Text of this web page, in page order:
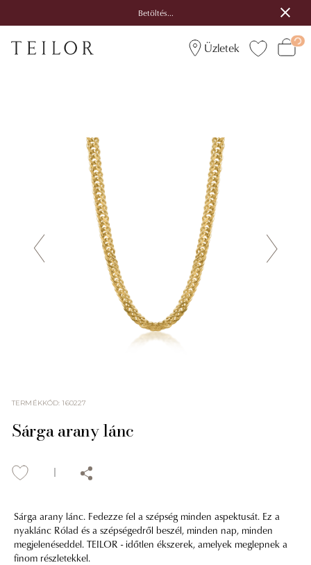
Betöltés...
Üzletek
TERMÉKKÓD:160227
Sárga arany lánc
Sárga arany lánc. Fedezze fel a szépség minden aspektusát. Ez a
nyaklánc Rólad és a szépségedről beszél, minden nap, minden
megjelenéseddel. TEILOR - időtlen ékszerek, amelyek meglepnek a
finom részletekkel.